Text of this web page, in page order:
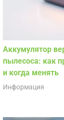
Аккумулятор
пылесоса: как
и когда менять
Информация